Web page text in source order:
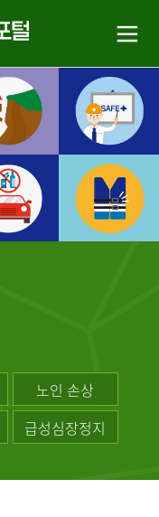
노인 손상
급성심장정지